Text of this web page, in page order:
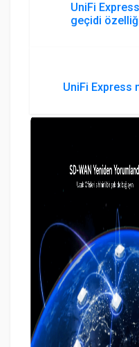
UniFi
geçidi özelliği
UniFi Express